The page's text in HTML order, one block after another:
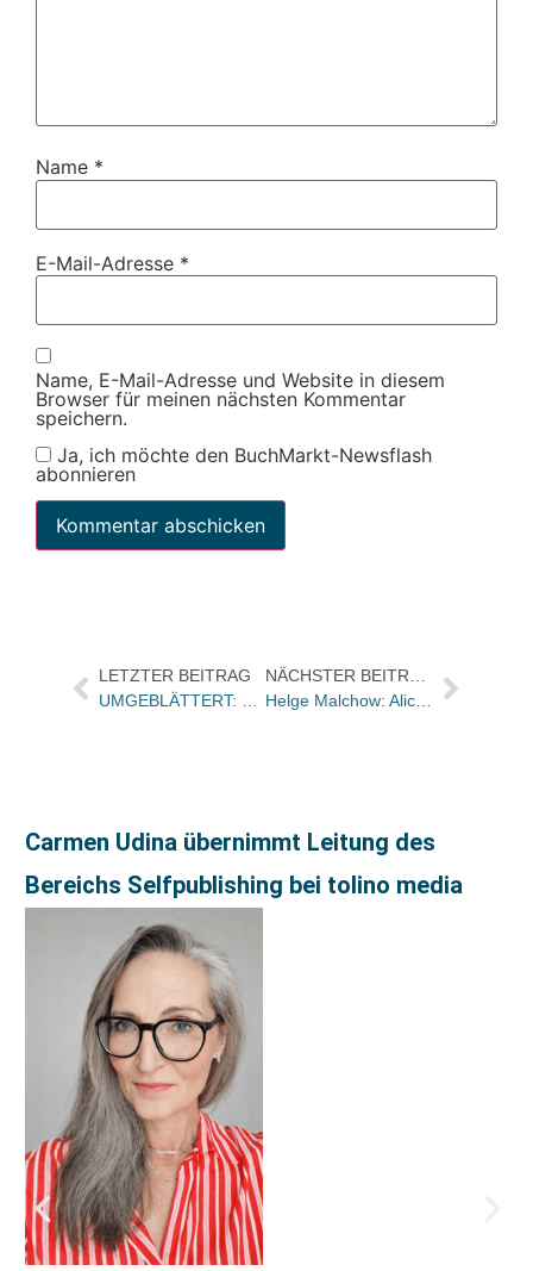
Name *
E-Mail-Adresse *
Name, E-Mail-Adresse und Website in diesem
Browser für meinen nächsten Kommentar
speichern.
Ja, ich möchte den BuchMarkt-Newsflash
abonnieren
LETZTER BEITRAG
Carmen Udina übernimmt Leitung des
Bereichs Selfpublishing bei tolino media